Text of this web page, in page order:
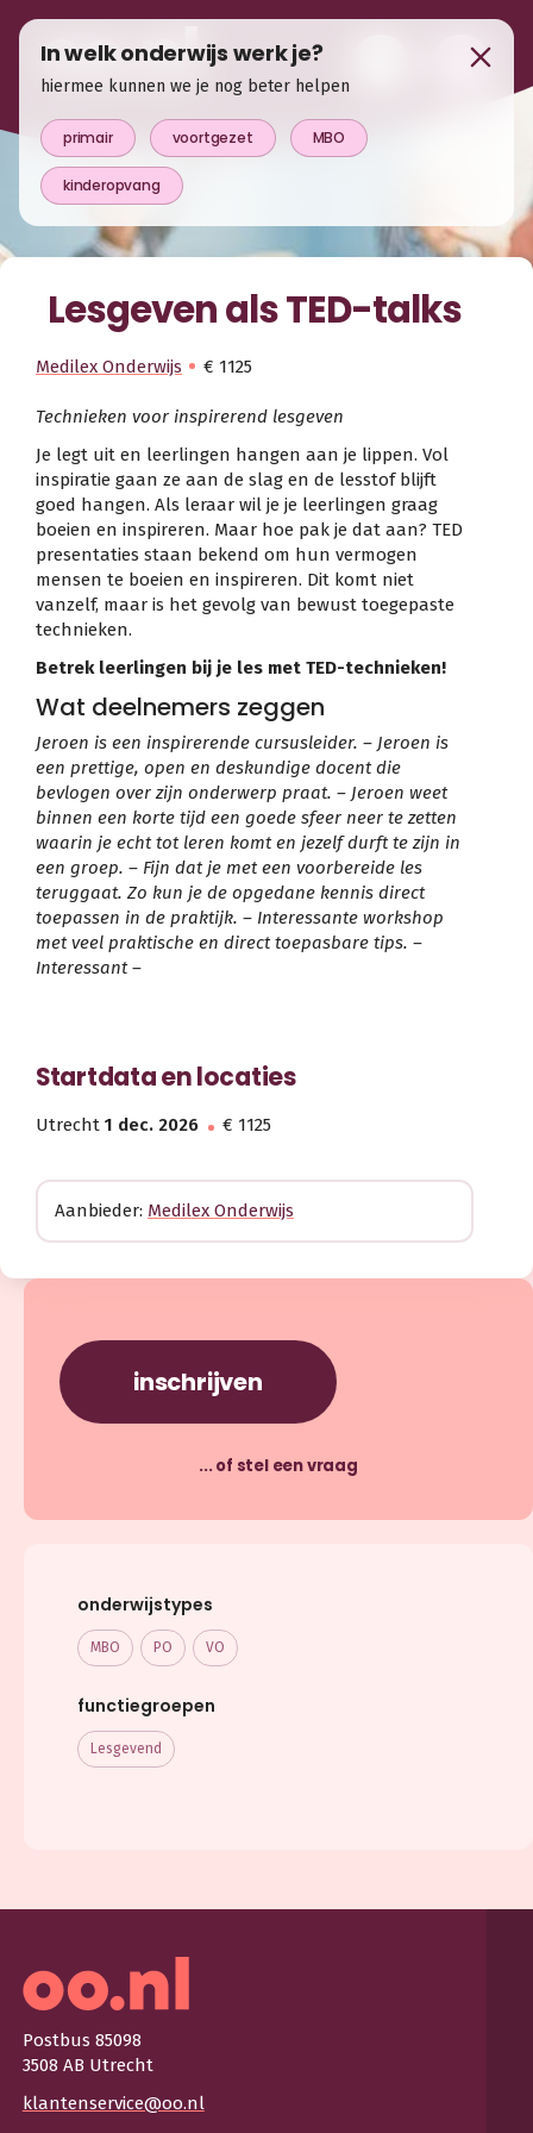
Lesgeven als TED-talks
Medilex Onderwijs € 1125
Technieken voor inspirerend lesgeven
Je legt uit en leerlingen hangen aan je lippen. Vol
inspiratie gaan ze aan de slag en de lesstof blijft
goed hangen. Als leraar wil je je leerlingen graag
boeien en inspireren. Maar hoe pak je dat aan? TED
presentaties staan bekend om hun vermogen
mensen te boeien en inspireren. Dit komt niet
vanzelf, maar is het gevolg van bewust toegepaste
technieken.
Betrek leerlingen bij je les met TED-technieken!
Wat deelnemers zeggen
Jeroen is een inspirerende cursusleider. – Jeroen is
een prettige, open en deskundige docent die
bevlogen over zijn onderwerp praat. – Jeroen weet
binnen een korte tijd een goede sfeer neer te zetten
waarin je echt tot leren komt en jezelf durft te zijn in
een groep. – Fijn dat je met een voorbereide les
teruggaat. Zo kun je de opgedane kennis direct
toepassen in de praktijk. – Interessante workshop
met veel praktische en direct toepasbare tips. –
Interessant –
Startdata en locaties
Utrecht 1 dec. 2026 € 1125
Aanbieder: Medilex Onderwijs
inschrijven
... of stel een vraag
onderwijstypes
MBO PO VO
functiegroepen
Lesgevend
Postbus 85098
3508 AB Utrecht
klantenservice@oo.nl
In welk onderwijs werk je?
hiermee kunnen we je nog beter helpen
primair voortgezet MBO
kinderopvang